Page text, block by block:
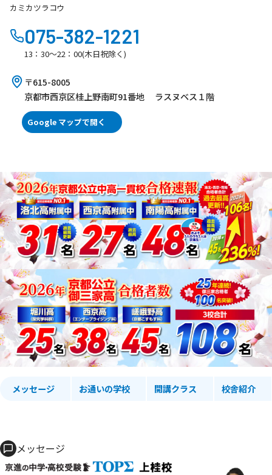
カミカツラコウ
075-382-1221
13：30～22：00(木日祝除く)
〒615-8005
京都市西京区桂上野南町91番地 ラスヌベス１階
Google マップで開く
メッセージ お通いの学校 開講クラス 校舎紹介
メッセージ